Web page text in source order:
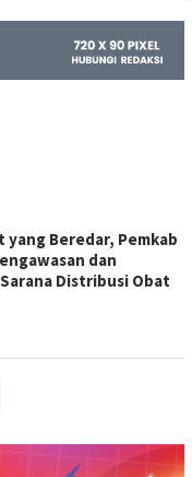
yang Beredar, Pemkab
dan
Distribusi Obat